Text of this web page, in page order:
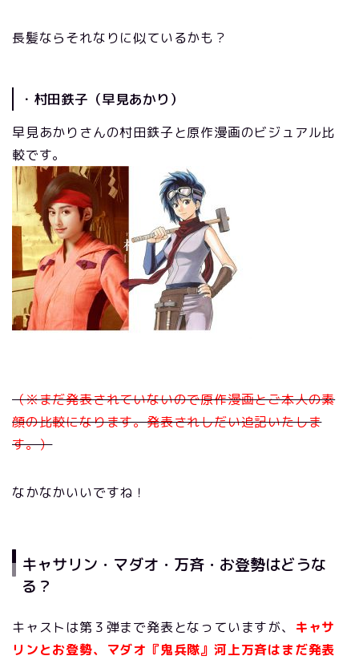
長髪ならそれなりに似ているかも？
・村田鉄子（早見あかり）
早見あかりさんの村田鉄子と原作漫画のビジュアル比
較です。
（※まだ発表されていないので原作漫画とご本人の素
顔の比較になります。発表されしだい追記いたしま
す。）
なかなかいいですね！
キャサリン・マダオ・万斉・お登勢はどうな
る？
キャストは第３弾まで発表となっていますが、 キャサ
リンとお登勢、マダオ 『鬼兵隊』河上万斉はまだ発表